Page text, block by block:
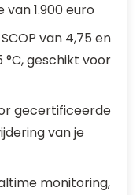
1.900 euro
van 4,75 en
geschikt voor
gecertificeerde
van je
monitoring,